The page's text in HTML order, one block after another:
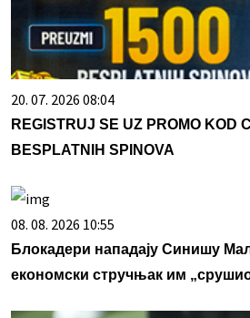
20. 07. 2026 08:04
REGISTRUJ SE UZ PROMO KOD
BESPLATNIH SPINOVA
08. 08. 2026 10:55
Блокадери нападају Синишу
економски стручњак им